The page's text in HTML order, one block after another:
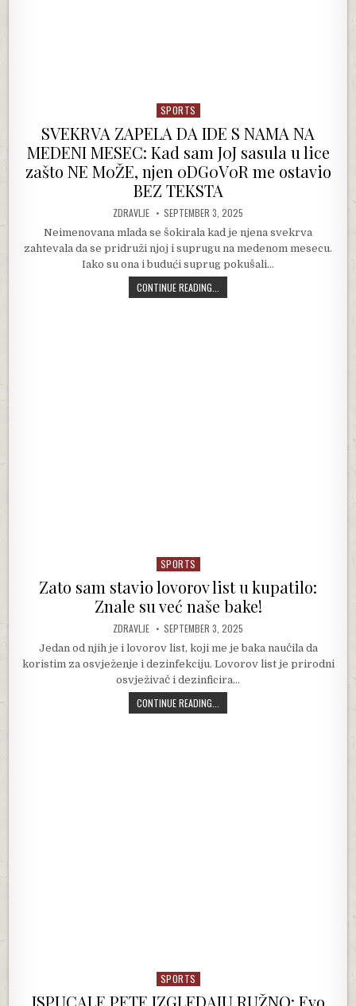
Posted in
SPORTS
SVEKRVA ZAPELA DA IDE S NAMA NA
MEDENI MESEC: Kad sam J0J sasula u lice
zašto NE M0ŽE, njen 0DG0V0R me ostavio
BEZ TEKSTA
AUTHOR:
ZDRAVLJE PUBLISHED DATE:
SEPTEMBER 3, 2025
Neimenovana mlada se šokirala kad je njena svekrva
zahtevala da se pridruži njoj i suprugu na medenom mesecu.
Iako su ona i budući suprug pokušali…
CONTINUE READING...
Posted in
SPORTS
Zato sam stavio lovorov list u kupatilo:
Znale su već naše bake!
AUTHOR:
ZDRAVLJE PUBLISHED DATE:
SEPTEMBER 3, 2025
Jedan od njih je i lovorov list, koji me je baka naučila da
koristim za osvježenje i dezinfekciju. Lovorov list je prirodni
osvježivač i dezinficira…
CONTINUE READING...
Posted in
SPORTS
ISPUCALE PETE IZGLEDAJU RUŽNO: Evo